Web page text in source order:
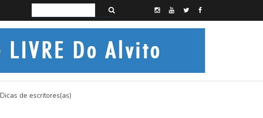
Histórias do Alvito – A FRALDA DE PANO E A DITADURA DIGITAL
Dicas de escritores(as)